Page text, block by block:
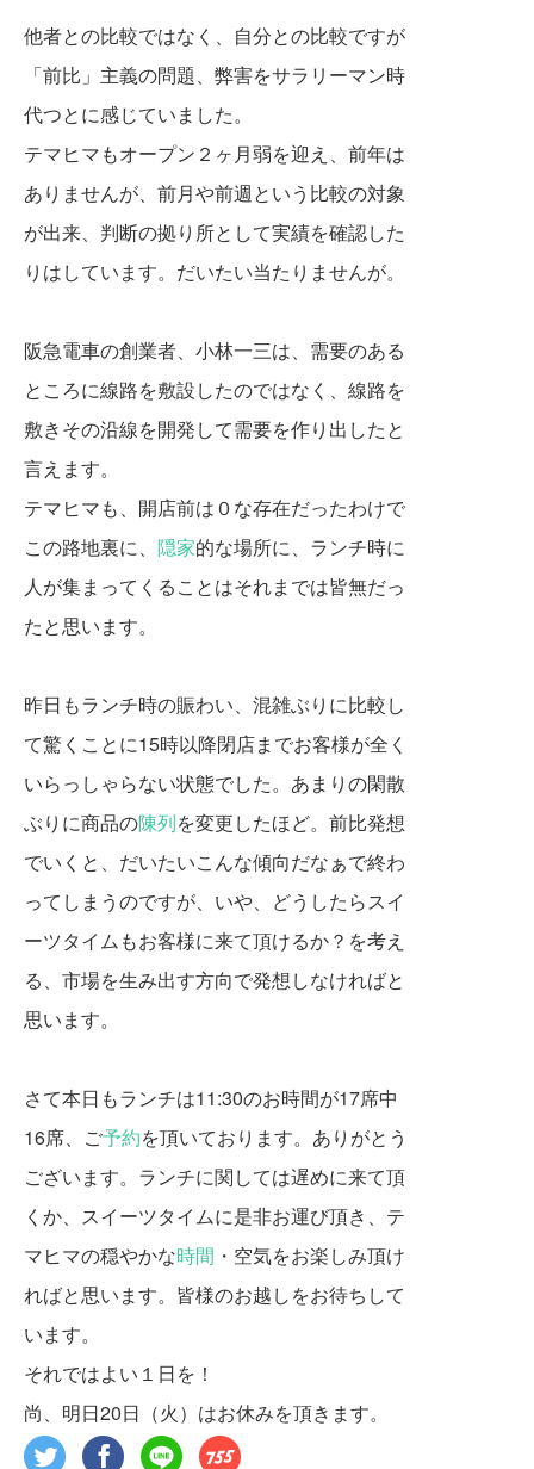
他者との比較ではなく、自分との比較ですが
「前比」主義の問題、弊害をサラリーマン時
代つとに感じていました。
テマヒマもオープン２ヶ月弱を迎え、前年は
ありませんが、前月や前週という比較の対象
が出来、判断の拠り所として実績を確認した
りはしています。だいたい当たりませんが。
阪急電車の創業者、小林一三は、需要のある
ところに線路を敷設したのではなく、線路を
敷きその沿線を開発して需要を作り出したと
言えます。
テマヒマも、開店前は０な存在だったわけで
この路地裏に、 隠家的な場所に、ランチ時に
人が集まってくることはそれまでは皆無だっ
たと思います。
昨日もランチ時の賑わい、混雑ぶりに比較し
て驚くことに15時以降閉店までお客様が全く
いらっしゃらない状態でした。あまりの閑散
ぶりに商品の陳列を変更したほど。前比発想
でいくと、だいたいこんな傾向だなぁで終わ
ってしまうのですが、いや、どうしたらスイ
ーツタイムもお客様に来て頂けるか？を考え
る、市場を生み出す方向で発想しなければと
思います。
さて本日もランチは11:30のお時間が17席中
16席、ご予約を頂いております。ありがとう
ございます。ランチに関しては遅めに来て頂
くか、スイーツタイムに是非お運び頂き、テ
マヒマの穏やかな時間 ・空気をお楽しみ頂け
ればと思います。皆様のお越しをお待ちして
います。
それではよい１日を！
尚、明日20日（火）はお休みを頂きます。